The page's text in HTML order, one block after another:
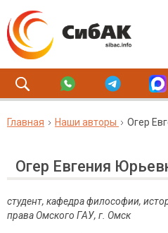
Главная Наши авторы Огер
Огер Евгения
студент, кафедра философии,
права Омского ГАУ, г. Омск